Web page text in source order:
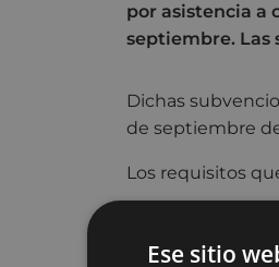
por asistencia a
septiembre. Las
Dichas
de septiembre
Los requisitos
- Estar
Ese sitio